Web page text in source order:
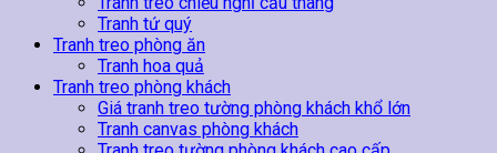
Tranh tứ quý
Tranh treo phòng ăn
Tranh hoa quả
Tranh treo phòng khách
Giá tranh treo tường phòng khách khổ lớn
Tranh canvas phòng khách